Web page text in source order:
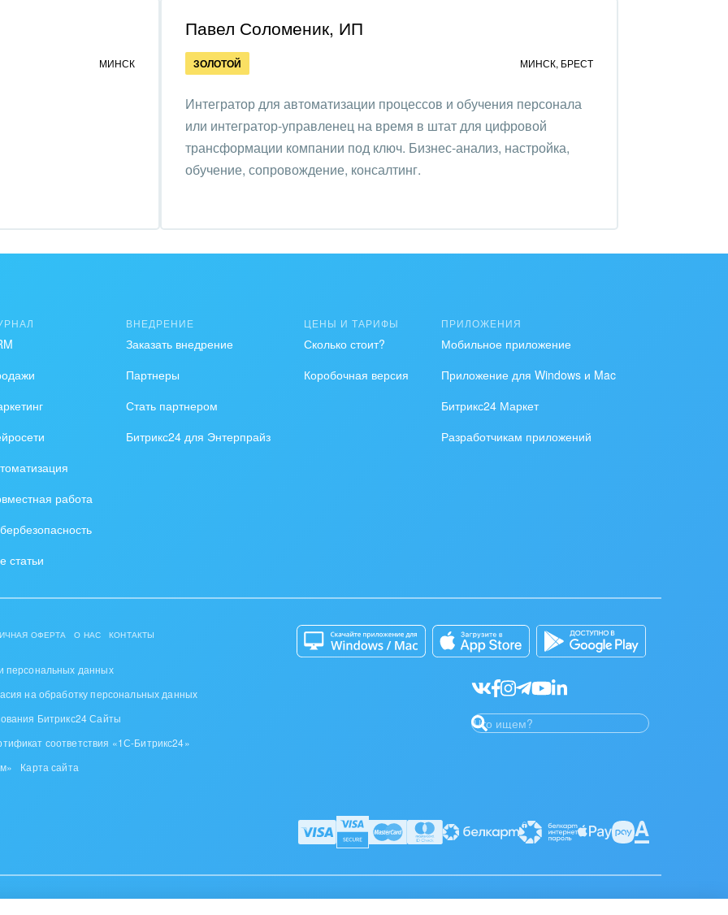
и фармацевтика
аксессуары,
и торговля
бухгалтерия, банки
и нефтехимия
дело
МИНСК
Павел Соломеник, ИП
ЗОЛОТОЙ МИНСК, БРЕСТ
Интегратор для автоматизации процессов и обучения персонала
или интегратор-управленец на время в штат для цифровой
трансформации компании под ключ. Бизнес-анализ, настройка,
обучение, сопровождение, консалтинг.
работа
статьи
ВНЕДРЕНИЕ
Заказать внедрение
Партнеры
Стать партнером
Битрикс24 для Энтерпрайз
ЦЕНЫ И ТАРИФЫ
Сколько стоит?
Коробочная версия
ПРИЛОЖЕНИЯ
Мобильное приложение
Приложение для Windows и Mac
Битрикс24 Маркет
Разработчикам приложений
ОФЕРТА О НАС КОНТАКТЫ
персональных данных
на обработку персональных данных
Битрикс24 Сайты
соответствия «1С-Битрикс24»
Карта сайта